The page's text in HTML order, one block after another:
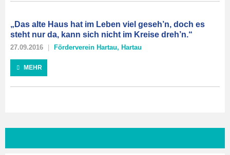
„Das alte Haus hat im Leben viel geseh’n, doch es
steht nur da, kann sich nicht im Kreise dreh’n.“
27.09.2016 Förderverein Hartau, Hartau
MEHR